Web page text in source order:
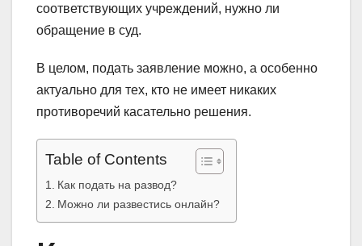
соответствующих учреждений, нужно ли
обращение в суд.
В целом, подать заявление можно, а особенно
актуально для тех, кто не имеет никаких
противоречий касательно решения.
Table of Contents
Как подать на развод?
Можно ли развестись онлайн?